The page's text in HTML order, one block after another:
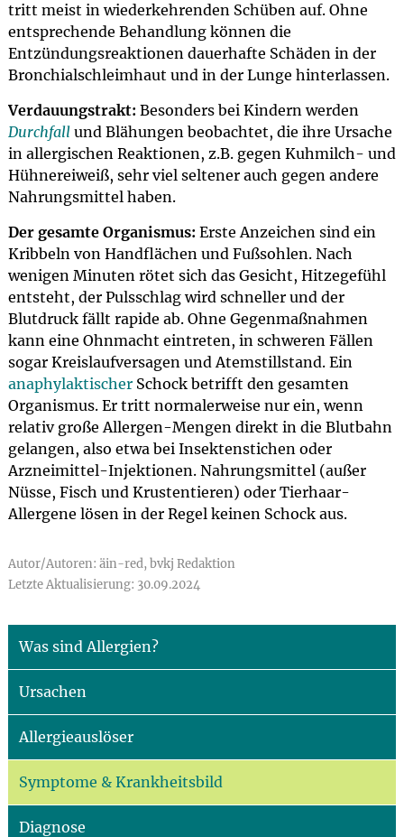
tritt meist in wiederkehrenden Schüben auf. Ohne
entsprechende Behandlung können die
Entzündungsreaktionen dauerhafte Schäden in der
Bronchialschleimhaut und in der Lunge hinterlassen.
Verdauungstrakt: Besonders bei Kindern werden
Durchfallund Blähungen beobachtet, die ihre Ursache
in allergischen Reaktionen, z.B. gegen Kuhmilch- und
Hühnereiweiß, sehr viel seltener auch gegen andere
Nahrungsmittel haben.
Der gesamte Organismus: Erste Anzeichen sind ein
Kribbeln von Handflächen und Fußsohlen. Nach
wenigen Minuten rötet sich das Gesicht, Hitzegefühl
entsteht, der Pulsschlag wird schneller und der
Blutdruck fällt rapide ab. Ohne Gegenmaßnahmen
kann eine Ohnmacht eintreten, in schweren Fällen
sogar Kreislaufversagen und Atemstillstand. Ein
anaphylaktischerSchock betrifft den gesamten
Organismus. Er tritt normalerweise nur ein, wenn
relativ große Allergen-Mengen direkt in die Blutbahn
gelangen, also etwa bei Insektenstichen oder
Arzneimittel-Injektionen. Nahrungsmittel (außer
Nüsse, Fisch und Krustentieren) oder Tierhaar-
Allergene lösen in der Regel keinen Schock aus.
Autor/Autoren: äin-red, bvkj Redaktion
Letzte Aktualisierung: 30.09.2024
Was sind Allergien?
Ursachen
Allergieauslöser
Symptome & Krankheitsbild
Diagnose